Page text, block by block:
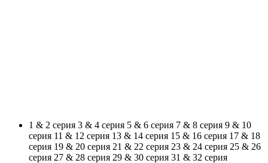
1 & 2 серия 3 & 4 серия 5 & 6 серия 7 & 8 серия 9 & 10
серия 11 & 12 серия 13 & 14 серия 15 & 16 серия 17 & 18
серия 19 & 20 серия 21 & 22 серия 23 & 24 серия 25 & 26
серия 27 & 28 серия 29 & 30 серия 31 & 32 серия